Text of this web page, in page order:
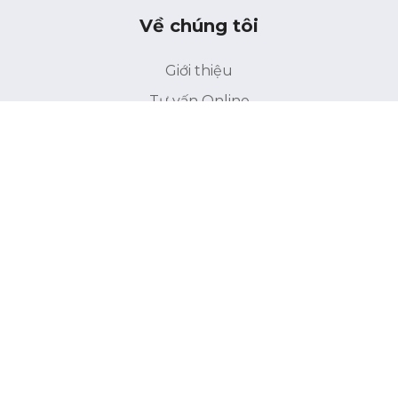
Về chúng tôi
Giới thiệu
Tư vấn Online